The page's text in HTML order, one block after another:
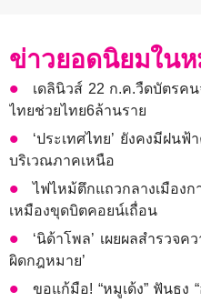
ข่าวยอดนิยมใน
เดลินิวส์ 22 ก.ค.วืดบัตรค
ไทยช่วยไทย6ล้านราย
‘ประเทศไทย’ ยังคงมีฝน
บริเวณภาคเหนือ
ไฟไหม้ตึกแถวกลางเมือง
เหมืองขุดบิตคอยน์เถื่อน
‘นิด้าโพล’ เผยผลสำรวจ
ผิดกฎหมาย’
ขอแก้มือ! “หมูเด้ง” ฟันธง